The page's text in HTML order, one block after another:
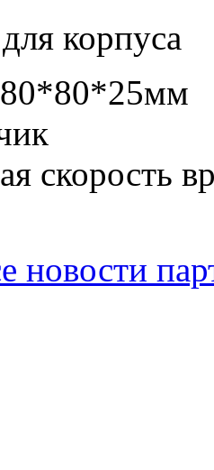
корпуса
скорость
новости